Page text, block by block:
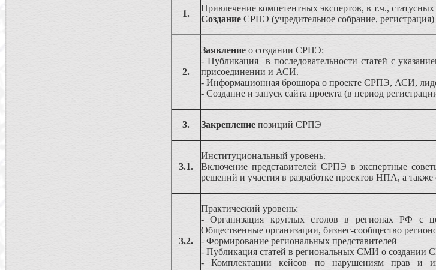
1.
Привлечение компетентных экспертов, в т.ч.,
Создание СРПЭ (учредительное собрание, регистрация)
2.
Заявление о создании СРПЭ:
- Публикация в последовательности статей с
присоединении и АСИ.
- Информационная брошюра о проекте СРПЭ, АСИ,
- Создание и запуск сайта проекта (в период
3. Закрепление позиций СРПЭ
3.1.
Институциональный уровень.
Включение представителей СРПЭ в экспертные
решений и участия в разработке проектов НПА, а также
3.2.
Практический уровень:
- Организация круглых столов в регионах РФ
Общественные организации, бизнес-сообщество
- Формирование региональных представителей
- Публикация статей в региональных СМИ о создании
- Комплектации кейсов по нарушениям прав и